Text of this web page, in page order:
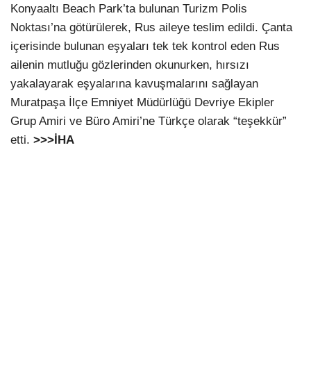
Konyaaltı Beach Park’ta bulunan Turizm Polis
Noktası’na götürülerek, Rus aileye teslim edildi. Çanta
içerisinde bulunan eşyaları tek tek kontrol eden Rus
ailenin mutluğu gözlerinden okunurken, hırsızı
yakalayarak eşyalarına kavuşmalarını sağlayan
Muratpaşa İlçe Emniyet Müdürlüğü Devriye Ekipler
Grup Amiri ve Büro Amiri’ne Türkçe olarak “teşekkür”
etti. >>>İHA